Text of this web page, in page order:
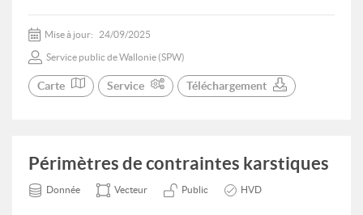
Mise à jour: 24/09/2025
Service public de Wallonie (SPW)
Carte Service Téléchargement
Périmètres de contraintes karstiques
Donnée Vecteur Public HVD